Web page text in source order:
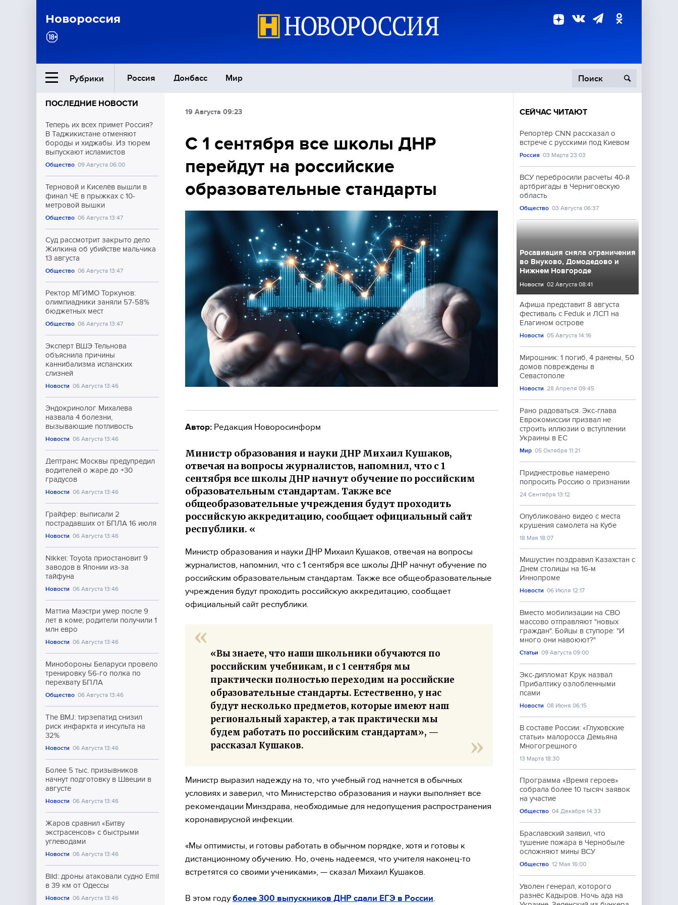
Новороссия
Рубрики Россия Донбасс Мир
Ближний Восток
Общество
Экономика
Происшествия
Культура
ПОСЛЕДНИЕ НОВОСТИ
Теперь их всех примет Россия?
В Таджикистане отменяют
бороды и хиджабы. Из тюрем
выпускают исламистов
Общество 09 Августа 06:00
Терновой и Киселёв вышли в
финал ЧЕ в прыжках с 10-
метровой вышки
Общество 06 Августа 13:47
Суд рассмотрит закрыто дело
Жилкина об убийстве мальчика
13 августа
Общество 06 Августа 13:47
Ректор МГИМО Торкунов:
олимпиадники заняли 57-58%
бюджетных мест
Общество 06 Августа 13:47
Эксперт ВШЭ Тельнова
объяснила причины
каннибализма испанских
слизней
Новости 06 Августа 13:46
Эндокринолог Михалева
назвала 4 болезни,
вызывающие потливость
Новости 06 Августа 13:46
Дептранс Москвы предупредил
водителей о жаре до +30
градусов
Новости 06 Августа 13:46
Грайфер: выписали 2
пострадавших от БПЛА 16 июля
Новости 06 Августа 13:46
Nikkei: Toyota приостановит 9
заводов в Японии из-за
тайфуна
Новости 06 Августа 13:46
Маттиа Маэстри умер после 9
лет в коме; родители получили 1
млн евро
Новости 06 Августа 13:46
Минобороны Беларуси провело
тренировку 56-го полка по
перехвату БПЛА
Общество 06 Августа 13:46
The BMJ: тирзепатид снизил
риск инфаркта и инсульта на
32%
Новости 06 Августа 13:46
Более 5 тыс. призывников
начнут подготовку в Швеции в
августе
Новости 06 Августа 13:46
Жаров сравнил «Битву
экстрасенсов» с быстрыми
углеводами
Новости 06 Августа 13:46
Bild: дроны атаковали судно Emil
в 39 км от Одессы
Новости 06 Августа 13:46
19 Августа 09:23
С 1 сентября все школы ДНР
перейдут на российские
образовательные стандарты
Автор: Редакция Новоросинформ
Министр образования и науки ДНР Михаил Кушаков,
отвечая на вопросы журналистов, напомнил, что с 1
сентября все школы ДНР начнут обучение по российским
образовательным стандартам. Также все
общеобразовательные учреждения будут проходить
российскую аккредитацию, сообщает официальный сайт
республики. «
Министр образования и науки ДНР Михаил Кушаков, отвечая на вопросы
журналистов, напомнил, что с 1 сентября все школы ДНР начнут обучение по
российским образовательным стандартам. Также все общеобразовательные
учреждения будут проходить российскую аккредитацию, сообщает
официальный сайт республики.
«Вы знаете, что наши школьники обучаются по
российским учебникам, и с 1 сентября мы
практически полностью переходим на российские
образовательные стандарты. Естественно, у нас
будут несколько предметов, которые имеют наш
региональный характер, а так практически мы
будем работать по российским стандартам», —
рассказал Кушаков.
Министр выразил надежду на то, что учебный год начнется в обычных
условиях и заверил, что Министерство образования и науки выполняет все
рекомендации Минздрава, необходимые для недопущения распространения
коронавирусной инфекции.
«Мы оптимисты, и готовы работать в обычном порядке, хотя и готовы к
дистанционному обучению. Но, очень надеемся, что учителя наконец-то
встретятся со своими учениками», — сказал Михаил Кушаков.
В этом году более 300 выпускников ДНР сдали ЕГЭ в России
СЕЙЧАС ЧИТАЮТ
Репортёр CNN рассказал о
встрече с русскими под Киевом
Россия 03 Марта 23:03
ВСУ перебросили расчеты 40-й
артбригады в Черниговскую
область
Общество 03 Августа 06:37
Росавиация сняла ограничения
во Внуково, Домодедово и
Нижнем Новгороде
Новости 02 Августа 08:41
Афиша представит 8 августа
фестиваль с Feduk и ЛСП на
Елагином острове
Новости 05 Августа 14:16
Мирошник: 1 погиб, 4 ранены, 50
домов повреждены в
Севастополе
Новости 28 Апреля 09:45
Рано радоваться. Экс-глава
Еврокомиссии призвал не
строить иллюзии о вступлении
Украины в ЕС
Мир 05 Октября 11:21
Приднестровье намерено
попросить Россию о признании
24 Сентября 13:12
Опубликовано видео с места
крушения самолета на Кубе
18 Мая 18:07
Мишустин поздравил Казахстан с
Днем столицы на 16-м
Иннопроме
Новости 06 Июля 12:17
Вместо мобилизации на СВО
массово отправляют "новых
граждан". Бойцы в ступоре: "И
много они навоюют?"
Статьи 09 Августа 09:00
Экс-дипломат Крук назвал
Прибалтику озлобленными
псами
Новости 08 Июня 06:15
В составе России: «Глуховские
статьи» малоросса Демьяна
Многогрешного
13 Марта 18:30
Программа «Время героев»
собрала более 10 тысяч заявок
на участие
Общество 04 Декабря 14:33
Браславский заявил, что
тушение пожара в Чернобыле
осложняют мины ВСУ
Общество 12 Мая 16:00
Уволен генерал, которого
разнёс Кадыров. Ночь ада на